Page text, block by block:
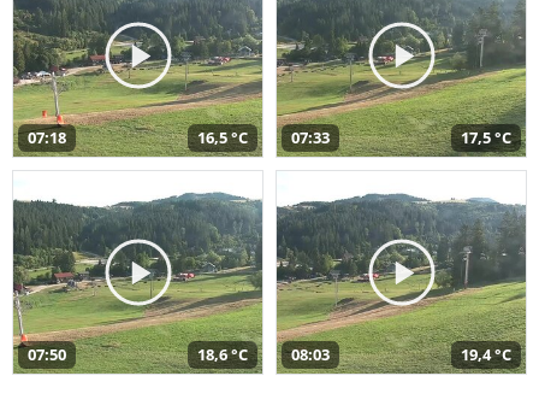
07:18 16,5 °C 07:33 17,5 °C
07:50 18,6 °C 08:03 19,4 °C